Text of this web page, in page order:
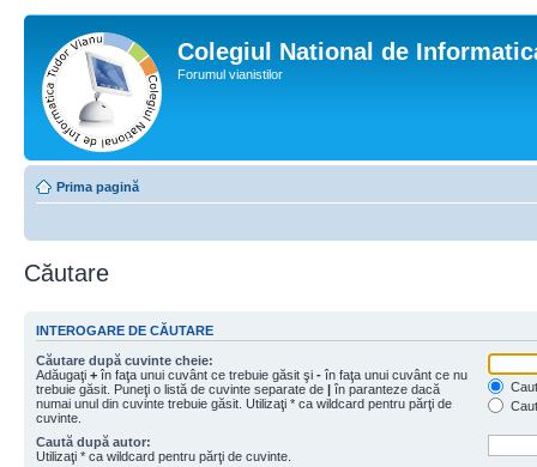
Colegiul National de
Forumul vianistilor
Prima pagină
Căutare
INTEROGARE DE CĂUTARE
Căutare după cuvinte cheie:
Adăugaţi + în faţa unui cuvânt ce trebuie găsit şi - în faţa unui cuvânt ce nu
trebuie găsit. Puneţi o listă de cuvinte separate de | în paranteze dacă
numai unul din cuvinte trebuie găsit. Utilizaţi * ca wildcard pentru părţi de
cuvinte.
Caută după autor:
Utilizaţi * ca wildcard pentru părţi de cuvinte.